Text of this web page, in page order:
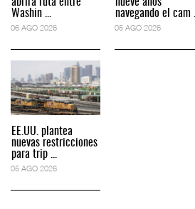
Washin ...
06 AGO 2026
EE.UU. plantea
nuevas restricciones
para trip ...
05 AGO 2026
navegando el cam ...
05 AGO 2026